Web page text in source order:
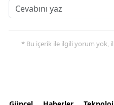
* Bu içerik ile ilgili yorum yok,